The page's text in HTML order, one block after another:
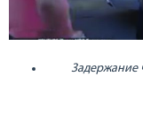
Задержание